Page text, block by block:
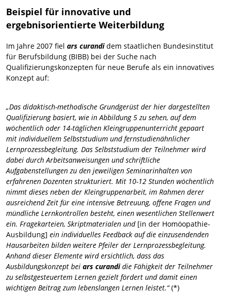
Beispiel für innovative und
ergebnisorientierte Weiterbildung
Im Jahre 2007 fiel ars curandidem staatlichen Bundesinstitut
für Berufsbildung (BIBB) bei der Suche nach
Qualifizierungskonzepten für neue Berufe als ein innovatives
Konzept auf:
„Das didaktisch-methodische Grundgerüst der hier dargestellten
Qualifizierung basiert, wie in Abbildung 5 zu sehen, auf dem
wöchentlich oder 14-täglichen Kleingruppenunterricht gepaart
mit individuellem Selbststudium und fernstudienähnlicher
Lernprozessbegleitung. Das Selbststudium der Teilnehmer wird
dabei durch Arbeitsanweisungen und schriftliche
Aufgabenstellungen zu den jeweiligen Seminarinhalten von
erfahrenen Dozenten strukturiert. Mit 10-12 Stunden wöchentlich
nimmt dieses neben der Kleingruppenarbeit, im Rahmen derer
ausreichend Zeit für eine intensive Betreuung, offene Fragen und
mündliche Lernkontrollen besteht, einen wesentlichen Stellenwert
ein. Fragekarteien, Skriptmaterialen und [in der Homöopathie-
Ausbildung] ein individuelles Feedback auf die einzusendenden
Hausarbeiten bilden weitere Pfeiler der Lernprozessbegleitung.
Anhand dieser Elemente wird ersichtlich, dass das
Ausbildungskonzept bei ars curandidie Fähigkeit der Teilnehmer
zu selbstgesteuertem Lernen gezielt fördert und damit einen
wichtigen Beitrag zum lebenslangen Lernen leistet.“(*)